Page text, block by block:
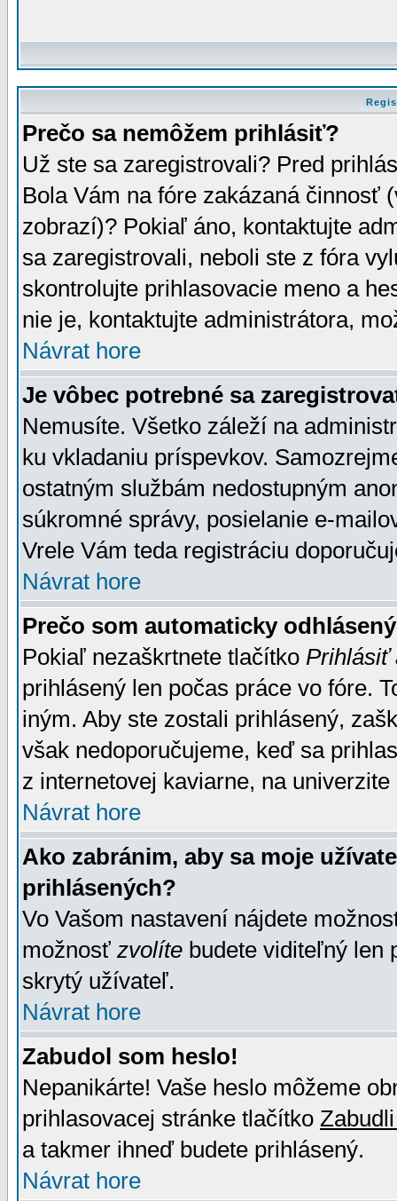
Prečo sa nemôžem prihlásiť?
Už ste sa zaregistrovali? Pred
Bola Vám na fóre zakázaná činnosť
zobrazí)? Pokiaľ áno, kontaktujte
sa zaregistrovali, neboli ste z fóra
skontrolujte prihlasovacie meno a
nie je, kontaktujte administrátora,
Návrat hore
Je vôbec potrebné sa
Nemusíte. Všetko záleží na
ku vkladaniu príspevkov.
ostatným službám nedostupným
súkromné správy, posielanie e-
Vrele Vám teda registráciu
Návrat hore
Prečo som automaticky
Pokiaľ nezaškrtnete tlačítko Prihlásiť
prihlásený len počas práce vo fóre.
iným. Aby ste zostali prihlásený,
však nedoporučujeme, keď sa
z internetovej kaviarne, na univerzite
Návrat hore
Ako zabránim, aby sa moje
prihlásených?
Vo Vašom nastavení nájdete
možnosť zvolíte budete viditeľný len
skrytý užívateľ.
Návrat hore
Zabudol som heslo!
Nepanikárte! Vaše heslo môžeme
prihlasovacej stránke tlačítko
a takmer ihneď budete prihlásený.
Návrat hore